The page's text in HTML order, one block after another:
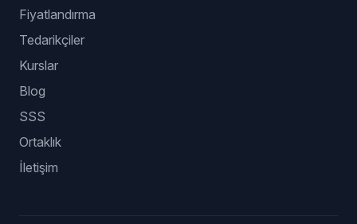
Fiyatlandırma
Tedarikçiler
Kurslar
Blog
SSS
Ortaklık
İletişim